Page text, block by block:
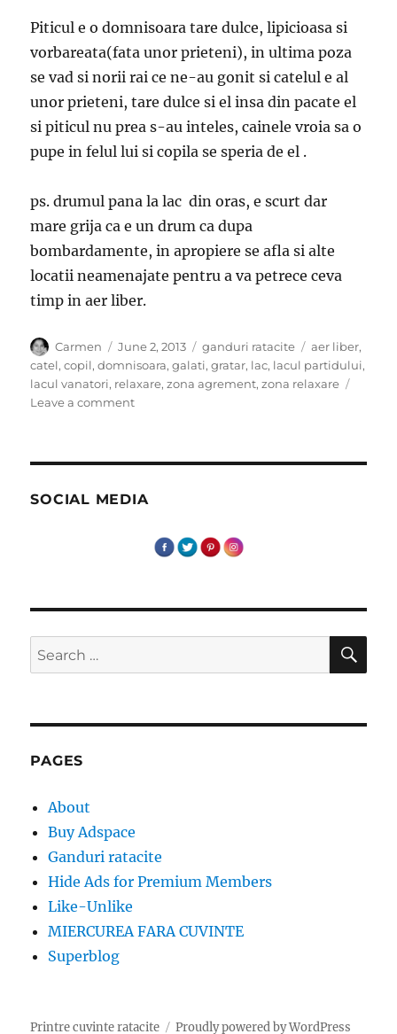
Piticul e o domnisoara tare dulce, lipicioasa si
vorbareata(fata unor prieteni), in ultima poza
se vad si norii rai ce ne-au gonit si catelul e al
unor prieteni, tare dulce si el insa din pacate el
si piticul nu prea s-au inteles, cainele vroia sa o
pupe in felul lui si copila se speria de el .
ps. drumul pana la lac din oras, e scurt dar
mare grija ca e un drum ca dupa
bombardamente, in apropiere se afla si alte
locatii neamenajate pentru a va petrece ceva
timp in aer liber.
Author
Carmen
Posted
on
June 2, 2013 Categories
ganduri ratacite Tags
aer liber,
catel,copil,domnisoara,galati,gratar, lac, lacul partidului,
lacul vanatori, relaxare,zona agrement,zona relaxare
Leave a commenton
SOCIAL MEDIA
Search
for:
PAGES
About
Buy Adspace
Ganduri ratacite
Hide Ads for Premium Members
Like-Unlike
MIERCUREA FARA CUVINTE
Superblog
Printre cuvinte ratacite Proudly powered by WordPress